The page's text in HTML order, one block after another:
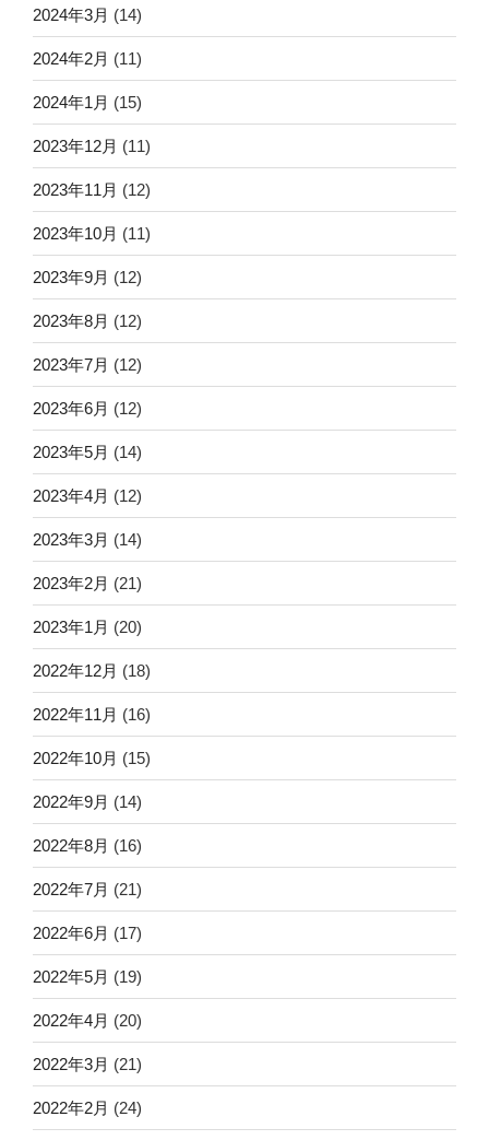
2024年3月 (14)
2024年2月 (11)
2024年1月 (15)
2023年12月 (11)
2023年11月 (12)
2023年10月 (11)
2023年9月 (12)
2023年8月 (12)
2023年7月 (12)
2023年6月 (12)
2023年5月 (14)
2023年4月 (12)
2023年3月 (14)
2023年2月 (21)
2023年1月 (20)
2022年12月 (18)
2022年11月 (16)
2022年10月 (15)
2022年9月 (14)
2022年8月 (16)
2022年7月 (21)
2022年6月 (17)
2022年5月 (19)
2022年4月 (20)
2022年3月 (21)
2022年2月 (24)